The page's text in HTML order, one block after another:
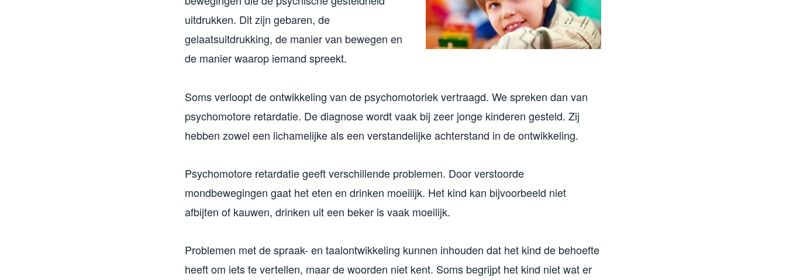
uitdrukken. Dit zijn gebaren, de
gelaatsuitdrukking, de manier van bewegen en
de manier waarop iemand spreekt.
Soms verloopt de ontwikkeling van de psychomotoriek vertraagd. We spreken dan van
psychomotore retardatie. De diagnose wordt vaak bij zeer jonge kinderen gesteld. Zij
hebben zowel een lichamelijke als een verstandelijke achterstand in de ontwikkeling.
Psychomotore retardatie geeft verschillende problemen. Door verstoorde
mondbewegingen gaat het eten en drinken moeilijk. Het kind kan bijvoorbeeld niet
afbijten of kauwen, drinken uit een beker is vaak moeilijk.
Problemen met de spraak- en taalontwikkeling kunnen inhouden dat het kind de behoefte
heeft om iets te vertellen, maar de woorden niet kent. Soms begrijpt het kind niet wat er